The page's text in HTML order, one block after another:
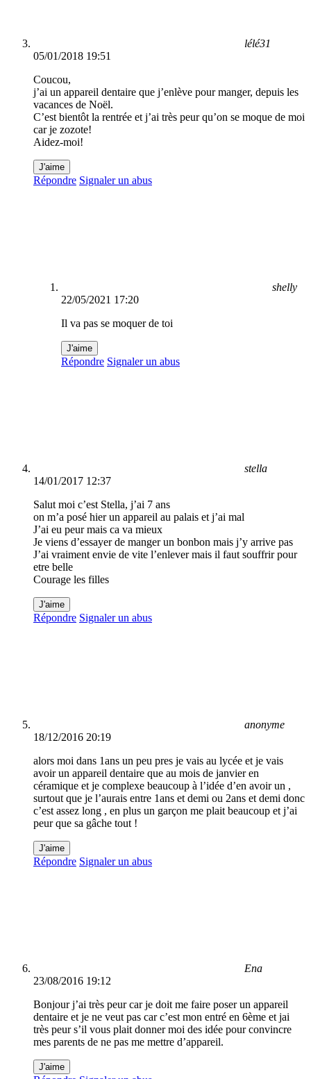
lélé31
05/01/2018 19:51
Coucou,
j’ai un appareil dentaire que j’enlève pour manger, depuis les
vacances de Noël.
C’est bientôt la rentrée et j’ai très peur qu’on se moque de moi
car je zozote!
Aidez-moi!
J'aime
Répondre Signaler un abus
shelly
22/05/2021 17:20
Il va pas se moquer de toi
J'aime
Répondre Signaler un abus
stella
14/01/2017 12:37
Salut moi c’est Stella, j’ai 7 ans
on m’a posé hier un appareil au palais et j’ai mal
J’ai eu peur mais ca va mieux
Je viens d’essayer de manger un bonbon mais j’y arrive pas
J’ai vraiment envie de vite l’enlever mais il faut souffrir pour
etre belle
Courage les filles
J'aime
Répondre Signaler un abus
anonyme
18/12/2016 20:19
alors moi dans 1ans un peu pres je vais au lycée et je vais
avoir un appareil dentaire que au mois de janvier en
céramique et je complexe beaucoup à l’idée d’en avoir un ,
surtout que je l’aurais entre 1ans et demi ou 2ans et demi donc
c’est assez long , en plus un garçon me plait beaucoup et j’ai
peur que sa gâche tout !
J'aime
Répondre Signaler un abus
Ena
23/08/2016 19:12
Bonjour j’ai très peur car je doit me faire poser un appareil
dentaire et je ne veut pas car c’est mon entré en 6ème et jai
très peur s’il vous plait donner moi des idée pour convincre
mes parents de ne pas me mettre d’appareil.
J'aime